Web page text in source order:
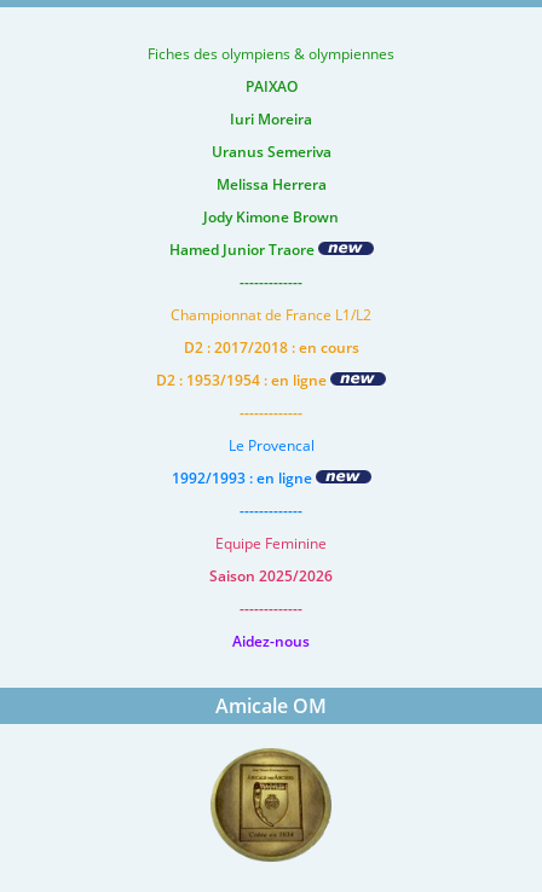
Fiches des olympiens & olympiennes
PAIXAO
Iuri Moreira
Uranus Semeriva
Melissa Herrera
Jody Kimone Brown
Hamed Junior Traore
-------------
Championnat de France L1/L2
D2 : 2017/2018 : en cours
D2 : 1953/1954 : en ligne
-------------
Le Provencal
1992/1993 : en ligne
-------------
Equipe Feminine
Saison 2025/2026
-------------
Aidez-nous
Amicale OM